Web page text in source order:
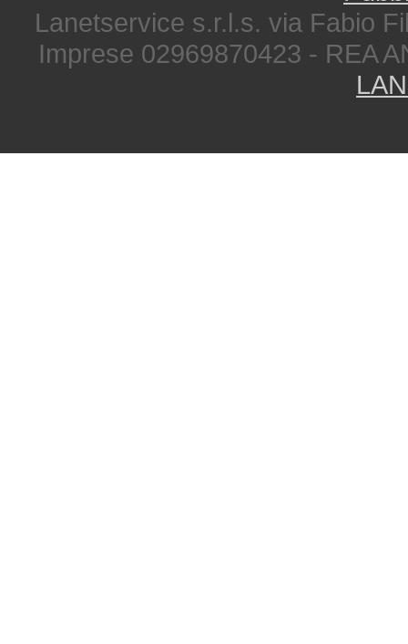
Lanetservice s.r.l.s. via Fabio
Imprese 02969870423 - REA